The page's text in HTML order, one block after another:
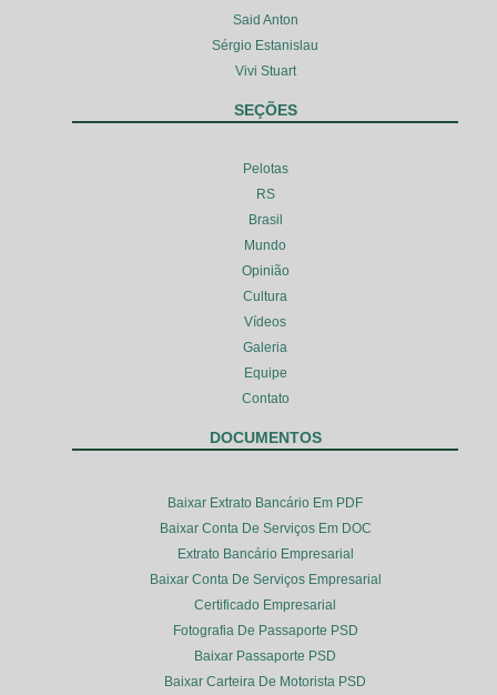
Said Anton
Sérgio Estanislau
Vivi Stuart
SEÇÕES
Pelotas
RS
Brasil
Mundo
Opinião
Cultura
Vídeos
Galeria
Equipe
Contato
DOCUMENTOS
Baixar Extrato Bancário Em PDF
Baixar Conta De Serviços Em DOC
Extrato Bancário Empresarial
Baixar Conta De Serviços Empresarial
Certificado Empresarial
Fotografia De Passaporte PSD
Baixar Passaporte PSD
Baixar Carteira De Motorista PSD